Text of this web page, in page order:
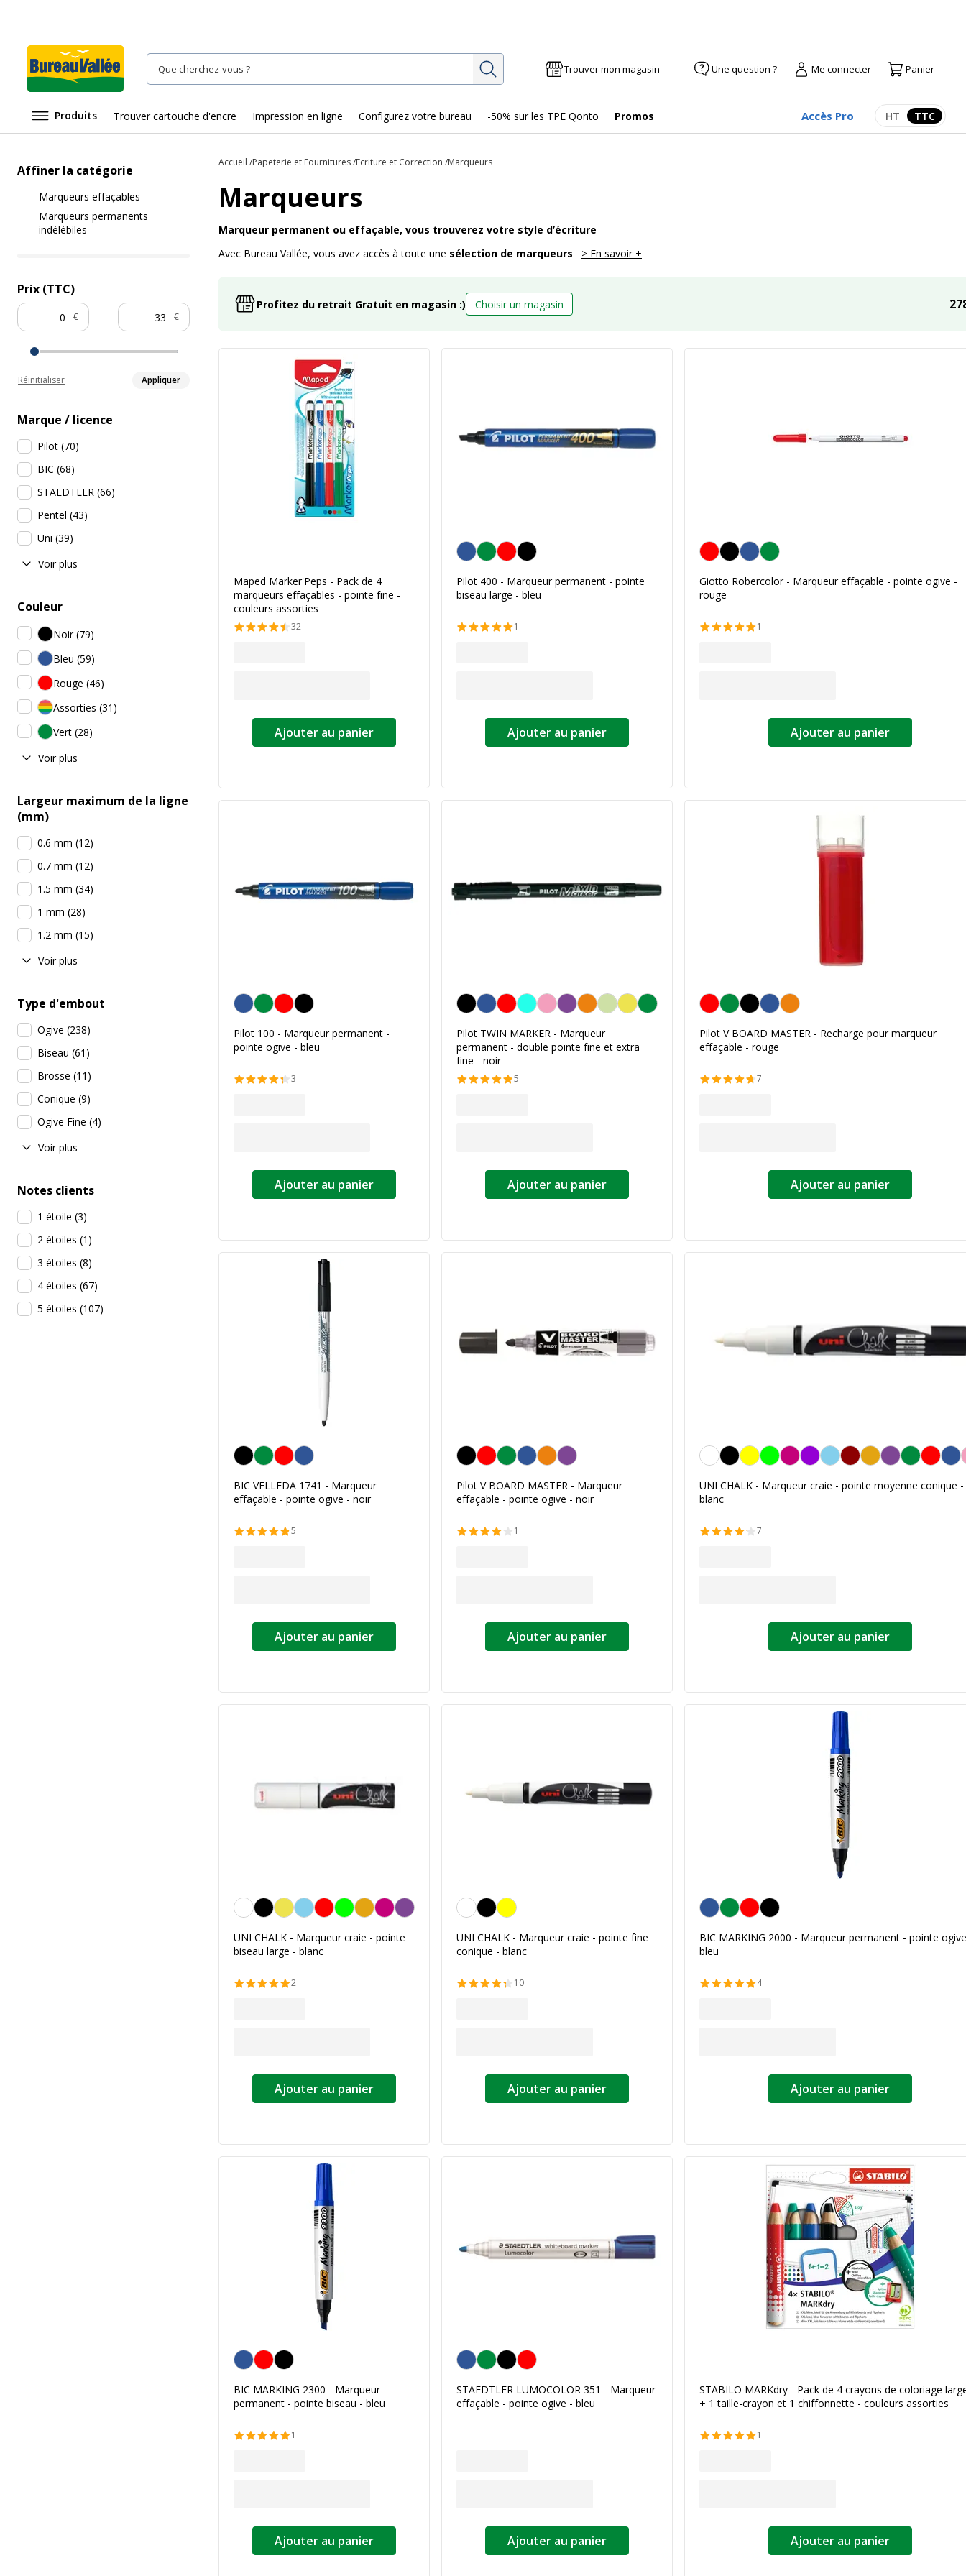
Rechercher Trouver mon magasin Une question ? Me connecter Panier
Produits Trouver cartouche d'encre Impression en ligne Configurez votre bureau -50% sur les TPE Qonto Promos Accès Pro Afficher les
HT TTC
Affiner la catégorie
Marqueurs effaçables
Marqueurs permanents
indélébiles
Prix (TTC)
€ €
Réinitialiser Appliquer
Marque / licence
Pilot (70)
BIC (68)
STAEDTLER (66)
Pentel (43)
Uni (39)
Voir plus
Couleur
Noir(79)
Bleu (59)
Rouge (46)
Assorties (31 )
Vert (28)
Voir plus
Largeur maximum de la ligne
(mm)
0.6 mm (12)
0.7 mm (12)
1.5 mm (34)
1 mm (28)
1.2 mm (15)
Voir plus
Type d'embout
Ogive (238)
Biseau (61 )
Brosse (11 )
Conique (9)
Ogive Fine (4)
Voir plus
Notes clients
1 étoile (3)
2 étoiles (1 )
3 étoiles (8)
4 étoiles (67)
5 étoiles (107)
Accueil Papeterie et Fournitures Ecriture et Correction Marqueurs
Marqueurs
Marqueur permanent ou effaçable, vous trouverez votre style d’écriture
Avec Bureau Vallée, vous avez accès à toute une sélection de marqueurs > En savoir +
Profitez du retrait Gratuit en magasin :) Choisir un magasin
Maped Marker'Peps - Pack de 4
marqueurs effaçables - pointe fine -
couleurs assorties
32
Ajouter au panier
Bleu
Pilot 400 - Marqueur permanent - pointe
biseau large - bleu
1
Ajouter au panier
Rouge
Giotto Robercolor - Marqueur effaçable - pointe ogive -
rouge
1
Ajouter au panier
Bleu
Pilot 100 - Marqueur permanent -
pointe ogive - bleu
3
Ajouter au panier
Noir
Pilot TWIN MARKER - Marqueur
permanent - double pointe fine et extra
fine - noir
5
Ajouter au panier
Rouge
Pilot V BOARD MASTER - Recharge pour marqueur
effaçable - rouge
7
Ajouter au panier
Noir
BIC VELLEDA 1741 - Marqueur
effaçable - pointe ogive - noir
5
Ajouter au panier
Noir
Pilot V BOARD MASTER - Marqueur
effaçable - pointe ogive - noir
1
Ajouter au panier
Blanc
UNI CHALK - Marqueur craie - pointe moyenne conique -
blanc
7
Ajouter au panier
Blanc
UNI CHALK - Marqueur craie - pointe
biseau large - blanc
2
Ajouter au panier
Blanc
UNI CHALK - Marqueur craie - pointe fine
conique - blanc
10
Ajouter au panier
Bleu
BIC MARKING 2000 - Marqueur permanent - pointe
bleu
4
Ajouter au panier
Bleu
BIC MARKING 2300 - Marqueur
permanent - pointe biseau - bleu
1
Ajouter au panier
Bleu
STAEDTLER LUMOCOLOR 351 - Marqueur
effaçable - pointe ogive - bleu
Ajouter au panier
STABILO MARKdry - Pack de 4 crayons de coloriage
+ 1 taille-crayon et 1 chiffonnette - couleurs assorties
1
Ajouter au panier